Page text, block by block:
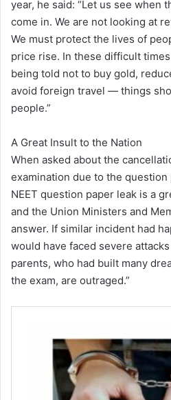
year, he said: “Let us see when
come in. We are not looking at
We must protect the lives of
price rise. In these difficult
being told not to buy gold,
avoid foreign travel — things
people.”
A Great Insult to the Nation
When asked about the
examination due to the question
NEET question paper leak is a
and the Union Ministers and
answer. If similar incident had
would have faced severe
parents, who had built many
the exam, are outraged.”